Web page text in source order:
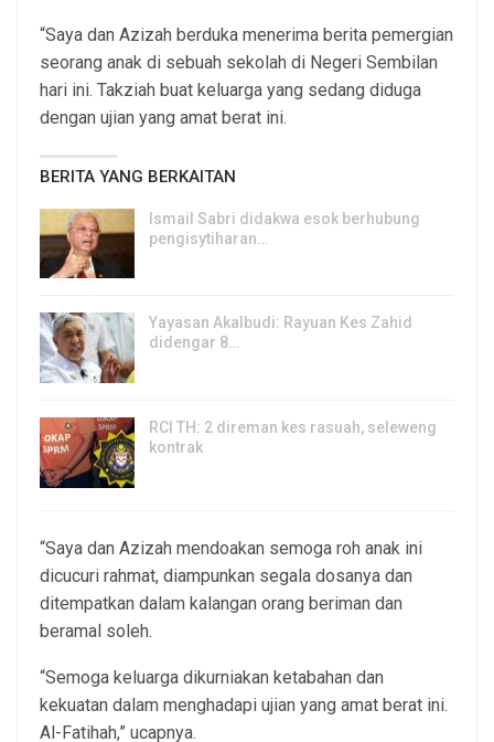
“Saya dan Azizah berduka menerima berita pemergian
seorang anak di sebuah sekolah di Negeri Sembilan
hari ini. Takziah buat keluarga yang sedang diduga
dengan ujian yang amat berat ini.
BERITA YANG BERKAITAN
Ismail Sabri didakwa esok berhubung
pengisytiharan…
Yayasan Akalbudi: Rayuan Kes Zahid
didengar 8…
RCI TH: 2 direman kes rasuah, seleweng
kontrak
“Saya dan Azizah mendoakan semoga roh anak ini
dicucuri rahmat, diampunkan segala dosanya dan
ditempatkan dalam kalangan orang beriman dan
beramal soleh.
“Semoga keluarga dikurniakan ketabahan dan
kekuatan dalam menghadapi ujian yang amat berat ini.
Al-Fatihah,” ucapnya.